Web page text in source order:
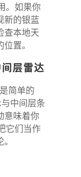
。如果你
新的银蓝
查本地天
置。
层雷达
简单的
中间层条
意味着你
它们当作